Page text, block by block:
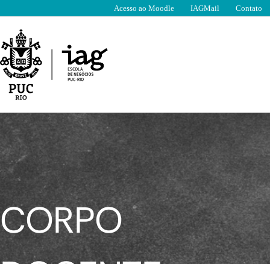
o
conteúdo
Acesso ao Moodle IAGMail Contato
CORPO